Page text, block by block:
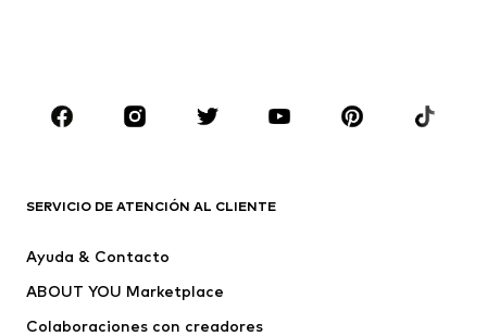
MARCAS
ADIDAS SPORTSWEAR
PUMA
My Minelli
SERVICIO DE ATENCIÓN AL CLIENTE
Ayuda & Contacto
ABOUT YOU Marketplace
Colaboraciones con creadores